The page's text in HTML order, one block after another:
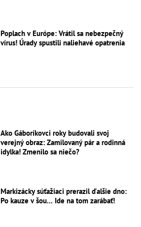
Poplach v Európe: Vrátil sa nebezpečný
vírus! Úrady spustili naliehavé opatrenia
Ako Gáboríkovci roky budovali svoj
verejný obraz: Zamilovaný pár a rodinná
idylka! Zmenilo sa niečo?
Markizácky súťažiaci prerazil ďalšie dno:
Po kauze v šou... Ide na tom zarábať!